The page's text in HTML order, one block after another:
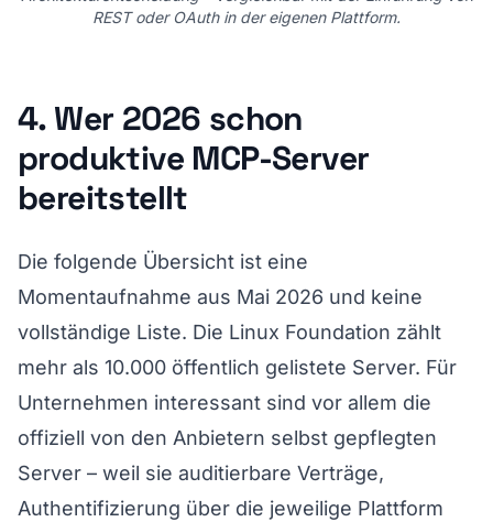
REST oder OAuth in der eigenen Plattform.
4. Wer 2026 schon
produktive MCP-Server
bereitstellt
Die folgende Übersicht ist eine
Momentaufnahme aus Mai 2026 und keine
vollständige Liste. Die Linux Foundation zählt
mehr als 10.000 öffentlich gelistete Server. Für
Unternehmen interessant sind vor allem die
offiziell von den Anbietern selbst gepflegten
Server – weil sie auditierbare Verträge,
Authentifizierung über die jeweilige Plattform